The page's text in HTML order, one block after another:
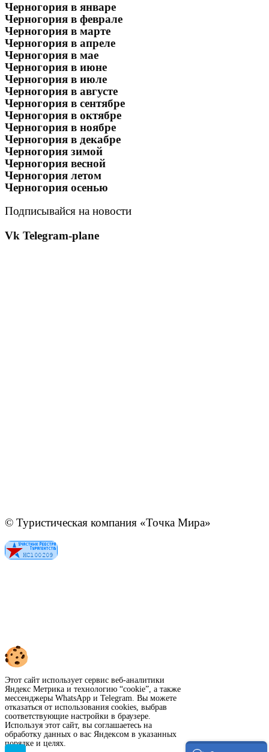
Черногория в январе
Черногория в феврале
Черногория в марте
Черногория в апреле
Черногория в мае
Черногория в июне
Черногория в июле
Черногория в августе
Черногория в сентябре
Черногория в октябре
Черногория в ноябре
Черногория в декабре
Черногория зимой
Черногория весной
Черногория летом
Черногория осенью
Подписывайся на новости
Vk Telegram-plane
© Туристическая компания «Точка Мира»
Этот сайт использует сервис веб-аналитики
Яндекс Метрика и технологию “cookie”, а также
мессенджеры WhatsApp и Telegram. Вы можете
отказаться от использования cookies, выбрав
соответствующие настройки в браузере.
Используя этот сайт, вы соглашаетесь на
обработку данных о вас Яндексом в указанных
порядке и целях.